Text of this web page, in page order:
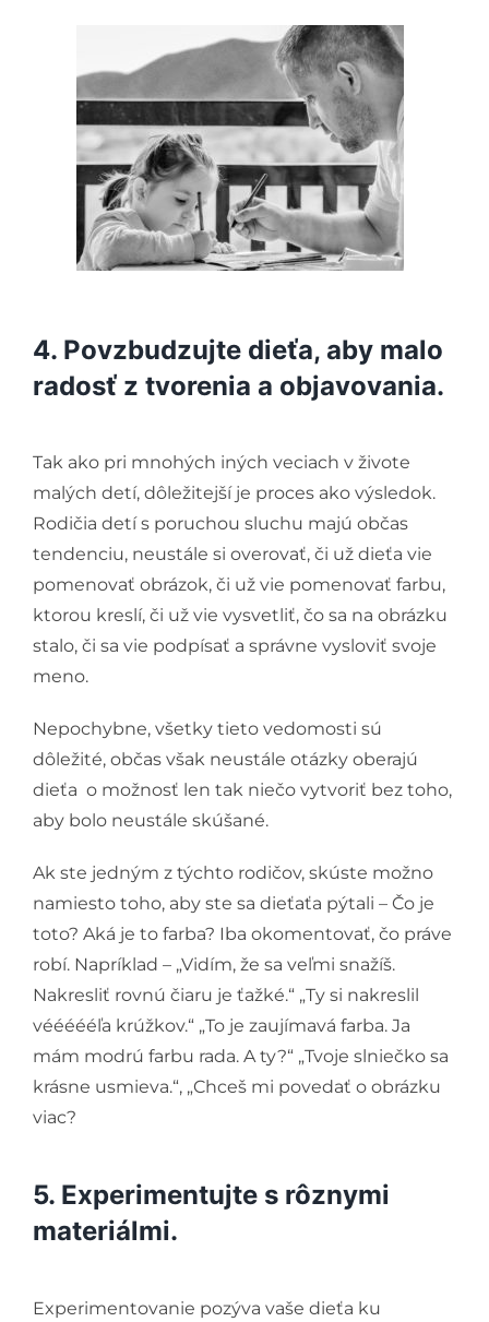
4. Povzbudzujte dieťa, aby malo
radosť z tvorenia a objavovania.
Tak ako pri mnohých iných veciach v živote
malých detí, dôležitejší je proces ako výsledok.
Rodičia detí s poruchou sluchu majú občas
tendenciu, neustále si overovať, či už dieťa vie
pomenovať obrázok, či už vie pomenovať farbu,
ktorou kreslí, či už vie vysvetliť, čo sa na obrázku
stalo, či sa vie podpísať a správne vysloviť svoje
meno.
Nepochybne, všetky tieto vedomosti sú
dôležité, občas však neustále otázky oberajú
dieťa o možnosť len tak niečo vytvoriť bez toho,
aby bolo neustále skúšané.
Ak ste jedným z týchto rodičov, skúste možno
namiesto toho, aby ste sa dieťaťa pýtali – Čo je
toto? Aká je to farba? Iba okomentovať, čo práve
robí. Napríklad – „Vidím, že sa veľmi snažíš.
Nakresliť rovnú čiaru je ťažké.“ „Ty si nakreslil
véééééľa krúžkov.“ „To je zaujímavá farba. Ja
mám modrú farbu rada. A ty?“ „Tvoje slniečko sa
krásne usmieva.“, „Chceš mi povedať o obrázku
viac?
5. Experimentujte s rôznymi
materiálmi.
Experimentovanie pozýva vaše dieťa ku